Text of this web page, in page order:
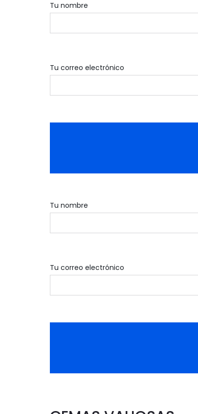
Tu nombre
Tu correo electrónico
Tu nombre
Tu correo electrónico